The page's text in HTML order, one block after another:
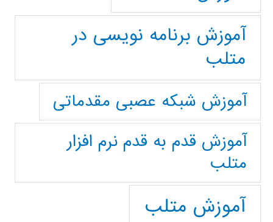
آموزش برنامه نویسی در
متلب
آموزش شبکه عصبی مقدماتی
آموزش قدم به قدم نرم افزار
متلب
آموزش متلب